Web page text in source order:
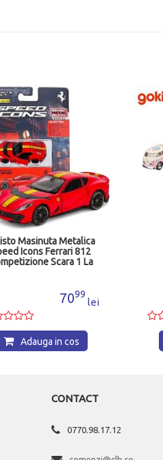
Masinuta Metalica
Icons Ferrari 812
Scara 1 La
7099
lei
Adauga in cos
CONTACT
0770.98.17.12